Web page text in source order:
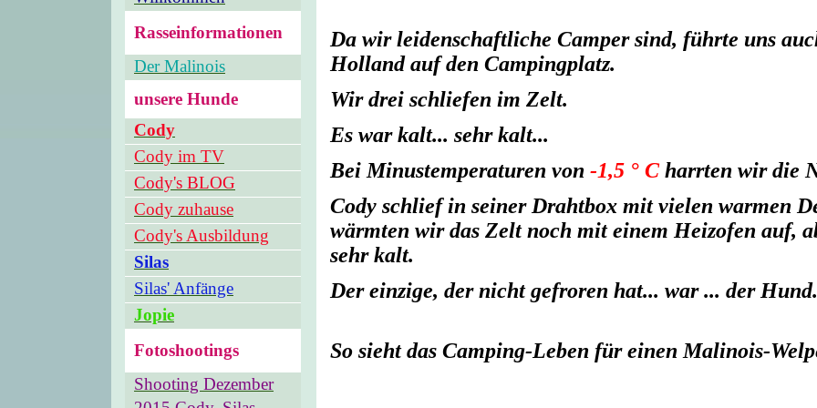
Rasseinformationen
Der Malinois
unsere Hunde
Cody
Cody im TV
Cody's BLOG
Cody zuhause
Cody's Ausbildung
Silas
Silas' Anfänge
Jopie
Fotoshootings
Shooting Dezember
2015 Cody, Silas,
Da wir leidenschaftliche Camper sind, führte uns
Holland auf den Campingplatz.
Wir drei schliefen im Zelt.
Es war kalt... sehr kalt...
Bei Minustemperaturen von -1,5 ° Charrten wir die
Cody schlief in seiner Drahtbox mit vielen warmen
wärmten wir das Zelt noch mit einem Heizofen auf,
sehr kalt.
Der einzige, der nicht gefroren hat... war ... der
So sieht das Camping-Leben für einen Malinois-